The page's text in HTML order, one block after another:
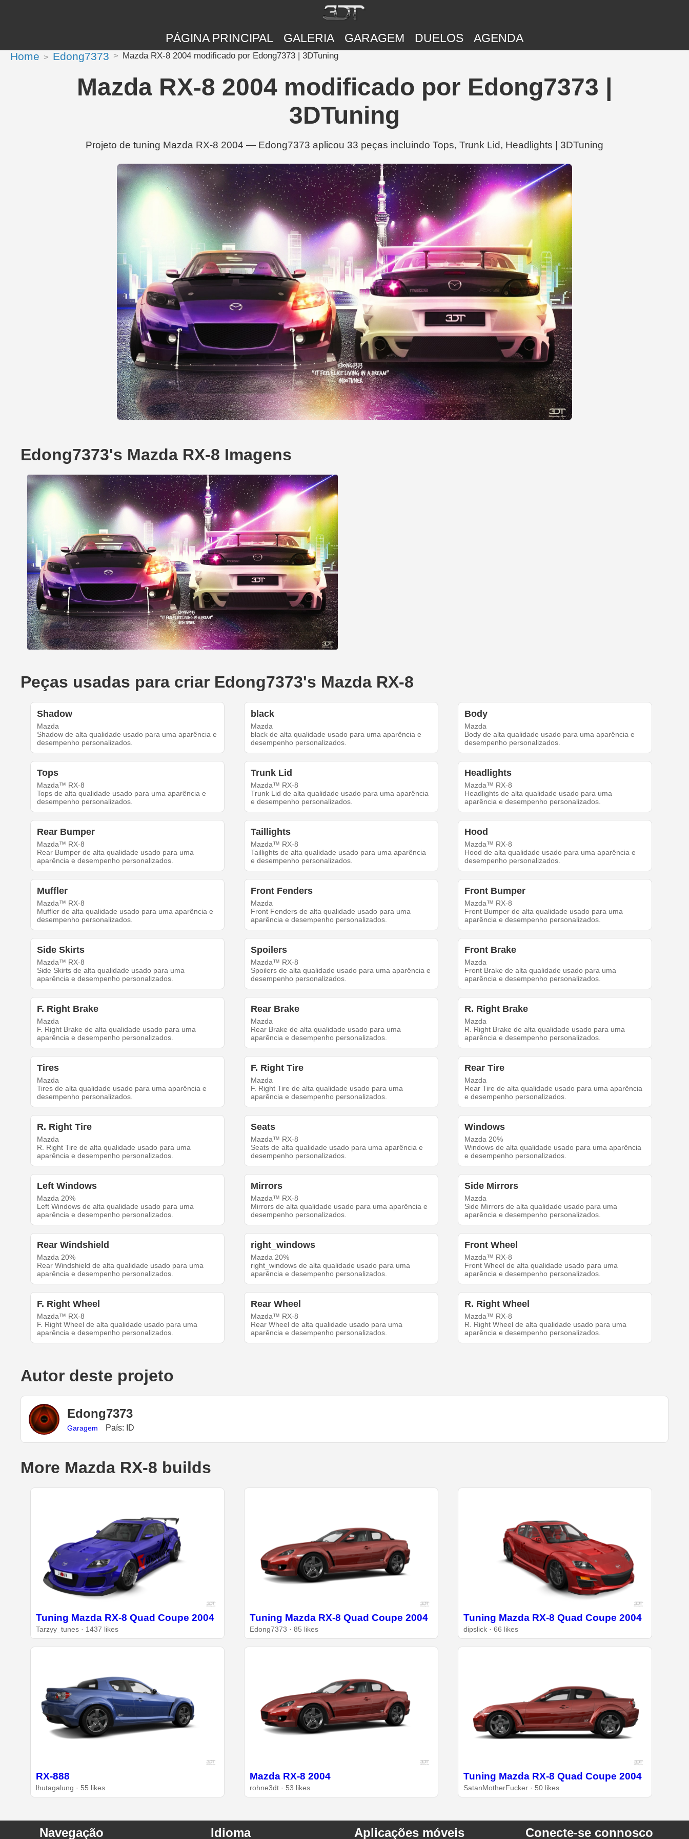
PÁGINA PRINCIPAL GALERIA GARAGEM DUELOS AGENDA
Home Edong7373 Mazda RX-8 2004 modificado por Edong7373 | 3DTuning
Mazda RX-8 2004 modificado por Edong7373 |
3DTuning
Projeto de tuning Mazda RX-8 2004 — Edong7373 aplicou 33 peças incluindo Tops, Trunk Lid, Headlights | 3DTuning
Edong7373's Mazda RX-8 Imagens
Peças usadas para criar Edong7373's Mazda RX-8
Shadow
Mazda
Shadow de alta qualidade usado para uma aparência e
desempenho personalizados.
black
Mazda
black de alta qualidade usado para uma aparência e
desempenho personalizados.
Body
Mazda
Body de alta qualidade usado para uma aparência e
desempenho personalizados.
Tops
Mazda™ RX-8
Tops de alta qualidade usado para uma aparência e
desempenho personalizados.
Trunk Lid
Mazda™ RX-8
Trunk Lid de alta qualidade usado para uma aparência
e desempenho personalizados.
Headlights
Mazda™ RX-8
Headlights de alta qualidade usado para uma
aparência e desempenho personalizados.
Rear Bumper
Mazda™ RX-8
Rear Bumper de alta qualidade usado para uma
aparência e desempenho personalizados.
Taillights
Mazda™ RX-8
Taillights de alta qualidade usado para uma aparência
e desempenho personalizados.
Hood
Mazda™ RX-8
Hood de alta qualidade usado para uma aparência e
desempenho personalizados.
Muffler
Mazda™ RX-8
Muffler de alta qualidade usado para uma aparência e
desempenho personalizados.
Front Fenders
Mazda
Front Fenders de alta qualidade usado para uma
aparência e desempenho personalizados.
Front Bumper
Mazda™ RX-8
Front Bumper de alta qualidade usado para uma
aparência e desempenho personalizados.
Side Skirts
Mazda™ RX-8
Side Skirts de alta qualidade usado para uma
aparência e desempenho personalizados.
Spoilers
Mazda™ RX-8
Spoilers de alta qualidade usado para uma aparência e
desempenho personalizados.
Front Brake
Mazda
Front Brake de alta qualidade usado para uma
aparência e desempenho personalizados.
F. Right Brake
Mazda
F. Right Brake de alta qualidade usado para uma
aparência e desempenho personalizados.
Rear Brake
Mazda
Rear Brake de alta qualidade usado para uma
aparência e desempenho personalizados.
R. Right Brake
Mazda
R. Right Brake de alta qualidade usado para uma
aparência e desempenho personalizados.
Tires
Mazda
Tires de alta qualidade usado para uma aparência e
desempenho personalizados.
F. Right Tire
Mazda
F. Right Tire de alta qualidade usado para uma
aparência e desempenho personalizados.
Rear Tire
Mazda
Rear Tire de alta qualidade usado para uma aparência
e desempenho personalizados.
R. Right Tire
Mazda
R. Right Tire de alta qualidade usado para uma
aparência e desempenho personalizados.
Seats
Mazda™ RX-8
Seats de alta qualidade usado para uma aparência e
desempenho personalizados.
Windows
Mazda 20%
Windows de alta qualidade usado para uma aparência
e desempenho personalizados.
Left Windows
Mazda 20%
Left Windows de alta qualidade usado para uma
aparência e desempenho personalizados.
Mirrors
Mazda™ RX-8
Mirrors de alta qualidade usado para uma aparência e
desempenho personalizados.
Side Mirrors
Mazda
Side Mirrors de alta qualidade usado para uma
aparência e desempenho personalizados.
Rear Windshield
Mazda 20%
Rear Windshield de alta qualidade usado para uma
aparência e desempenho personalizados.
right_windows
Mazda 20%
right_windows de alta qualidade usado para uma
aparência e desempenho personalizados.
Front Wheel
Mazda™ RX-8
Front Wheel de alta qualidade usado para uma
aparência e desempenho personalizados.
F. Right Wheel
Mazda™ RX-8
F. Right Wheel de alta qualidade usado para uma
aparência e desempenho personalizados.
Rear Wheel
Mazda™ RX-8
Rear Wheel de alta qualidade usado para uma
aparência e desempenho personalizados.
R. Right Wheel
Mazda™ RX-8
R. Right Wheel de alta qualidade usado para uma
aparência e desempenho personalizados.
Autor deste projeto
Edong7373
Garagem País: ID
More Mazda RX-8 builds
Tuning Mazda RX-8 Quad Coupe 2004
Tarzyy_tunes · 1437 likes
Tuning Mazda RX-8 Quad Coupe 2004
Edong7373 · 85 likes
Tuning Mazda RX-8 Quad Coupe 2004
dipslick · 66 likes
RX-888
lhutagalung · 55 likes
Mazda RX-8 2004
rohne3dt · 53 likes
Tuning Mazda RX-8 Quad Coupe 2004
SatanMotherFucker · 50 likes
Navegação Idioma Aplicações móveis Conecte-se connosco